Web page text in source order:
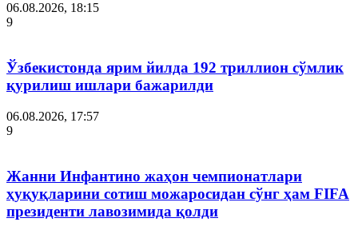
06.08.2026, 18:15
9
Ўзбекистонда ярим йилда 192 триллион сўмлик
қурилиш ишлари бажарилди
06.08.2026, 17:57
9
Жанни Инфантино жаҳон чемпионатлари
ҳуқуқларини сотиш можаросидан сўнг ҳам FIFA
президенти лавозимида қолди